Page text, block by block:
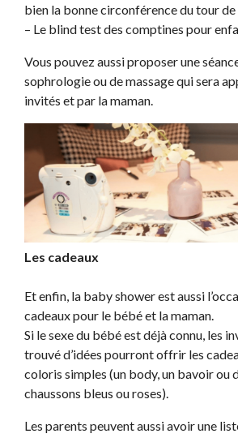
bien la bonne circonférence du tour
– Le blind test des comptines pour
Vous pouvez aussi proposer une
sophrologie ou de massage qui sera
invités et par la maman.
Les cadeaux
Et enfin, la baby shower est aussi
cadeaux pour le bébé et la maman.
Si le sexe du bébé est déjà connu, les
trouvé d’idées pourront offrir les
coloris simples (un body, un bavoir ou
chaussons bleus ou roses).
Les parents peuvent aussi avoir une